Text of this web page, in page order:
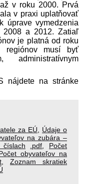
v roku 2000. Prvá
v praxi uplatňovať
úprave vymedzenia
2008 a 2012. Zatiaľ
je platná od roku
regiónov musí byť
nájdete na stránke
za EÚ
Údaje o
na zubára –
.pdf
Počet
obyvateľov na
Zoznam skratiek